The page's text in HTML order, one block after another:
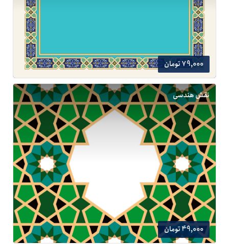
79,000 تومان
نقش هندسی
49,000 تومان